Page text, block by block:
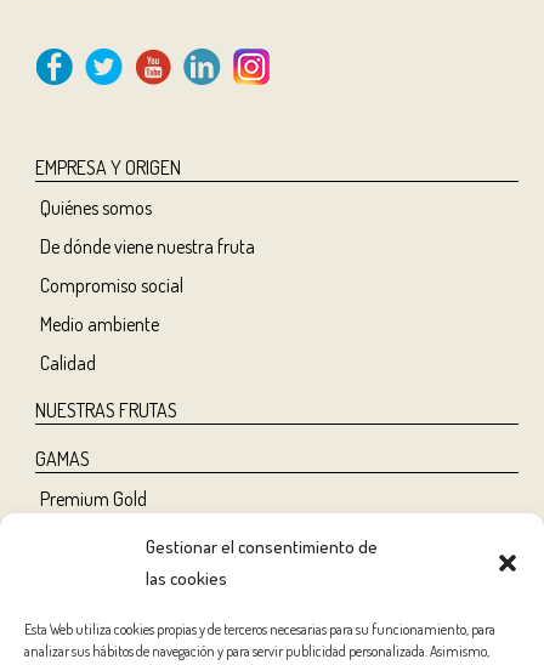
Gestionar el consentimiento de
las cookies
Esta Web utiliza cookies propias y de terceros necesarias para su funcionamiento, para
analizar sus hábitos de navegación y para servir publicidad personalizada. Asimismo,
EMPRESA Y ORIGEN
Quiénes somos
De dónde viene nuestra fruta
Compromiso social
Medio ambiente
Calidad
NUESTRAS FRUTAS
GAMAS
Premium Gold